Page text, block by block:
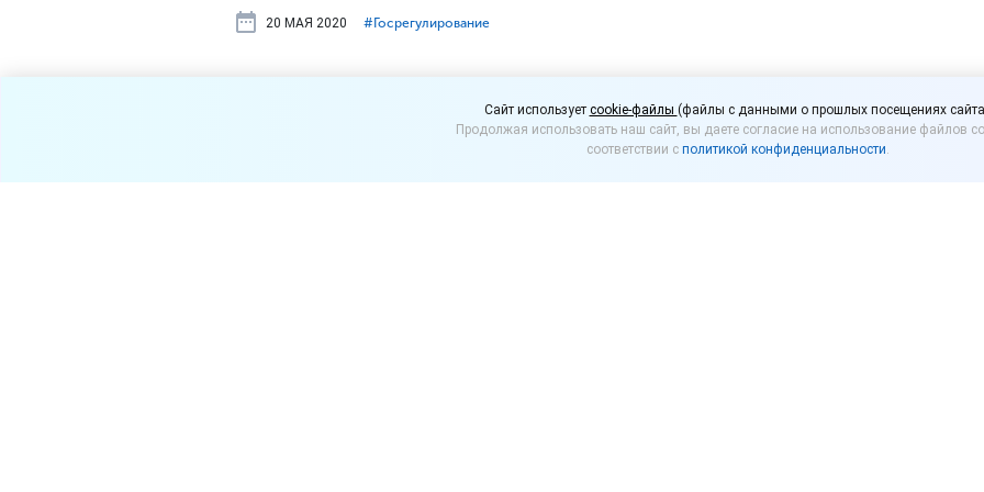
20 МАЯ 2020 #⁣Госрегулирование
До 1 июня московские
поставщики услуг могут подать
Cайт использует cookie-файлы (файлы с данными о прошлых посещениях
Продолжая использовать наш сайт, вы даете согласие на использование файлов
соответствии с политикой конфиденциальности.